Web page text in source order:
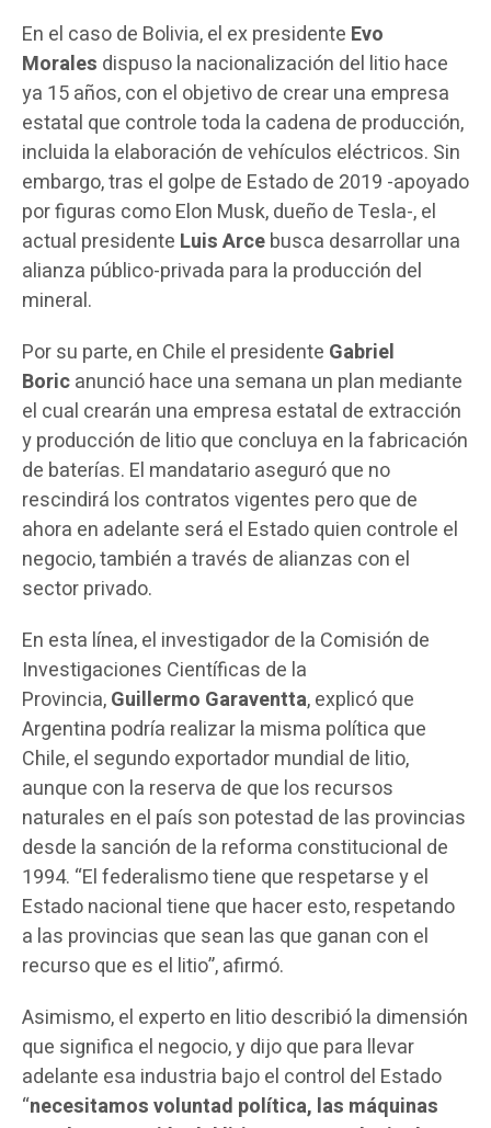
En el caso de Bolivia, el ex presidente Evo
Morales dispuso la nacionalización del litio hace
ya 15 años, con el objetivo de crear una empresa
estatal que controle toda la cadena de producción,
incluida la elaboración de vehículos eléctricos. Sin
embargo, tras el golpe de Estado de 2019 -apoyado
por figuras como Elon Musk, dueño de Tesla-, el
actual presidente Luis Arcebusca desarrollar una
alianza público-privada para la producción del
mineral.
Por su parte, en Chile el presidente Gabriel
Boricanunció hace una semana un plan mediante
el cual crearán una empresa estatal de extracción
y producción de litio que concluya en la fabricación
de baterías. El mandatario aseguró que no
rescindirá los contratos vigentes pero que de
ahora en adelante será el Estado quien controle el
negocio, también a través de alianzas con el
sector privado.
En esta línea, el investigador de la Comisión de
Investigaciones Científicas de la
Provincia,Guillermo Garaventta, explicó que
Argentina podría realizar la misma política que
Chile, el segundo exportador mundial de litio,
aunque con la reserva de que los recursos
naturales en el país son potestad de las provincias
desde la sanción de la reforma constitucional de
1994. “El federalismo tiene que respetarse y el
Estado nacional tiene que hacer esto, respetando
a las provincias que sean las que ganan con el
recurso que es el litio”, afirmó.
Asimismo, el experto en litio describió la dimensión
que significa el negocio, y dijo que para llevar
adelante esa industria bajo el control del Estado
“necesitamos voluntad política, las máquinas